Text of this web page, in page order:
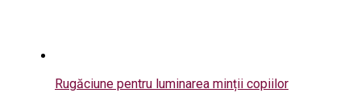
Rugăciune pentru luminarea minții copiilor